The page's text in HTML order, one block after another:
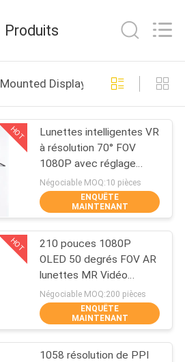
de l'AR
87
92
Produits
Display
HOT
Lunettes intelligentes VR
à résolution 70° FOV
1080P avec réglage
dioptrique et
connectivité USB-C
Négociable MOQ:10 pièces
ENQUÊTE
MAINTENANT
HOT
210 pouces 1080P
OLED 50 degrés FOV AR
lunettes MR Vidéo
lunettes avec USB-C
Négociable MOQ:200 pièces
ENQUÊTE
MAINTENANT
1058 résolution de PPI